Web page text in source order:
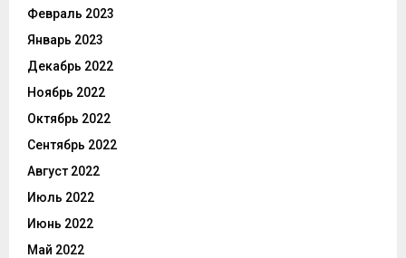
Февраль 2023
Январь 2023
Декабрь 2022
Ноябрь 2022
Октябрь 2022
Сентябрь 2022
Август 2022
Июль 2022
Июнь 2022
Май 2022